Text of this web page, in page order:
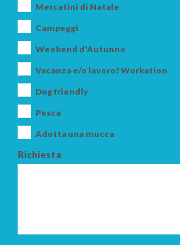
ADULTI
Mercatini di Natale
Campeggi
Weekend d'Autunno
Vacanza e/o lavoro? Workation
Dog friendly
Pesca
Adotta una mucca
Richiesta